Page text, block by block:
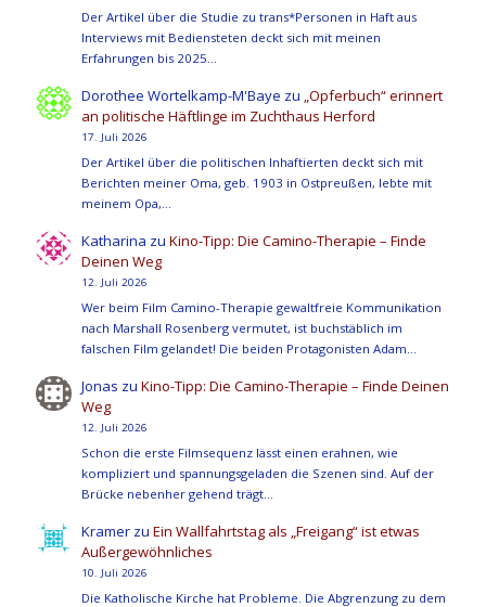
Der Artikel über die Studie zu trans*Personen in Haft aus
Interviews mit Bediensteten deckt sich mit meinen
Erfahrungen bis 2025…
Dorothee Wortelkamp-M'Baye zu „Opferbuch“ erinnert
an politische Häftlinge im Zuchthaus Herford
17. Juli 2026
Der Artikel über die politischen Inhaftierten deckt sich mit
Berichten meiner Oma, geb. 1903 in Ostpreußen, lebte mit
meinem Opa,…
Katharina zuKino-Tipp: Die Camino-Therapie – Finde
Deinen Weg
12. Juli 2026
Wer beim Film Camino-Therapie gewaltfreie Kommunikation
nach Marshall Rosenberg vermutet, ist buchstäblich im
falschen Film gelandet! Die beiden Protagonisten Adam…
Jonas zuKino-Tipp: Die Camino-Therapie – Finde Deinen
Weg
12. Juli 2026
Schon die erste Filmsequenz lässt einen erahnen, wie
kompliziert und spannungsgeladen die Szenen sind. Auf der
Brücke nebenher gehend trägt…
Kramer zuEin Wallfahrtstag als „Freigang“ ist etwas
Außergewöhnliches
10. Juli 2026
Die Katholische Kirche hat Probleme. Die Abgrenzung zu dem